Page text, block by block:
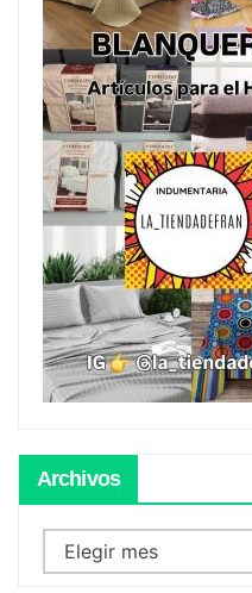
Archivos
Archivos